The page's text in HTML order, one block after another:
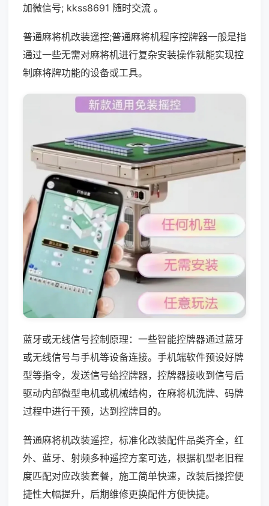
加微信号; kkss8691 随时交流 。
普通麻将机改装遥控;普通麻将机程序控牌器一般是指
通过一些无需对麻将机进行复杂安装操作就能实现控
制麻将牌功能的设备或工具。
蓝牙或无线信号控制原理：一些智能控牌器通过蓝牙
或无线信号与手机等设备连接。手机端软件预设好牌
型等指令，发送信号给控牌器，控牌器接收到信号后
驱动内部微型电机或机械结构，在麻将机洗牌、码牌
过程中进行干预，达到控牌目的。
普通麻将机改装遥控，标准化改装配件品类齐全，红
外、蓝牙、射频多种遥控方案可选，根据机型老旧程
度匹配对应改装套餐，施工简单快速，改装后操控便
捷性大幅提升，后期维修更换配件方便快捷。